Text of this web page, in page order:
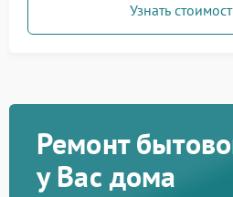
Узнать
Ремонт
у Вас дома